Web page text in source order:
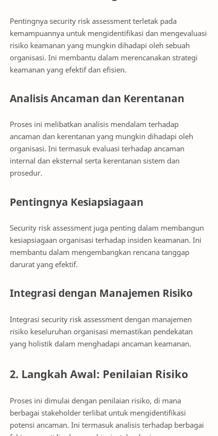
Pentingnya security risk assessment terletak pada
kemampuannya untuk mengidentifikasi dan mengevaluasi
risiko keamanan yang mungkin dihadapi oleh sebuah
organisasi. Ini membantu dalam merencanakan strategi
keamanan yang efektif dan efisien.
Analisis Ancaman dan Kerentanan
Proses ini melibatkan analisis mendalam terhadap
ancaman dan kerentanan yang mungkin dihadapi oleh
organisasi. Ini termasuk evaluasi terhadap ancaman
internal dan eksternal serta kerentanan sistem dan
prosedur.
Pentingnya Kesiapsiagaan
Security risk assessment juga penting dalam membangun
kesiapsiagaan organisasi terhadap insiden keamanan. Ini
membantu dalam mengembangkan rencana tanggap
darurat yang efektif.
Integrasi dengan Manajemen Risiko
Integrasi security risk assessment dengan manajemen
risiko keseluruhan organisasi memastikan pendekatan
yang holistik dalam menghadapi ancaman keamanan.
2. Langkah Awal: Penilaian Risiko
Proses ini dimulai dengan penilaian risiko, di mana
berbagai stakeholder terlibat untuk mengidentifikasi
potensi ancaman. Ini termasuk analisis terhadap berbagai